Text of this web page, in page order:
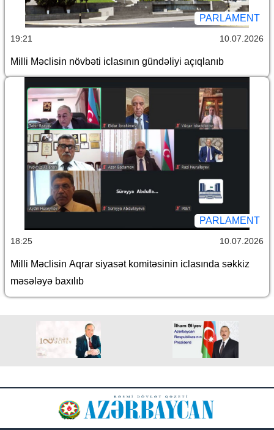
PARLAMENT
19:21 10.07.2026
Milli Məclisin növbəti iclasının gündəliyi açıqlanıb
PARLAMENT
18:25 10.07.2026
Milli Məclisin Aqrar siyasət komitəsinin iclasında səkkiz
məsələyə baxılıb